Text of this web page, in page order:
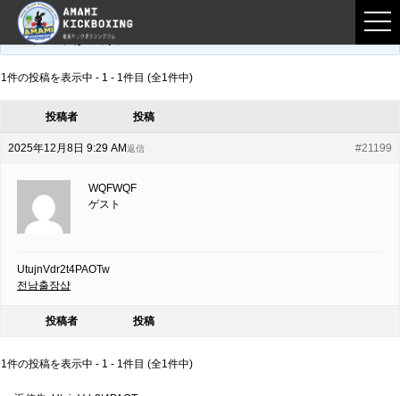
フロントページ › フォーラム
このトピックは空です。
1件の投稿を表示中 - 1 - 1件目 (全1件中)
投稿者 投稿
2025年12月8日 9:29 AM #21199
返信
WQFWQF
ゲスト
UtujnVdr2t4PAOTw
전남출장샵
投稿者 投稿
1件の投稿を表示中 - 1 - 1件目 (全1件中)